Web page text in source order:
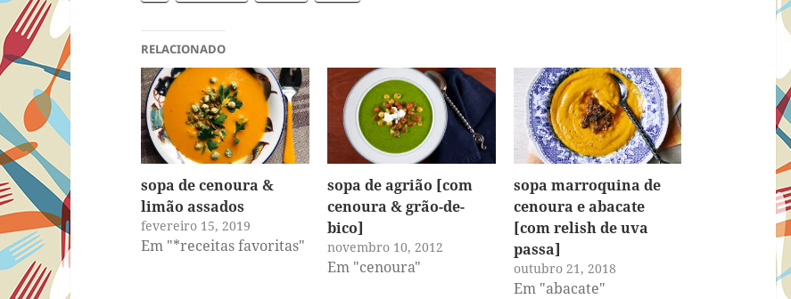
RELACIONADO
sopa de cenoura &
limão assados
fevereiro 15, 2019
Em "*receitas favoritas"
sopa de agrião [com
cenoura & grão-de-
bico]
novembro 10, 2012
Em "cenoura"
sopa marroquina de
cenoura e abacate
[com relish de uva
passa]
outubro 21, 2018
Em "abacate"